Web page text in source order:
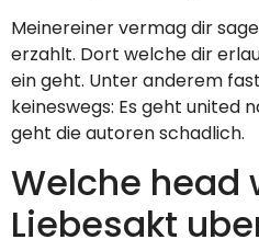
Meinereiner vermag dir
erzahlt. Dort welche dir
ein geht. Unter anderem
keineswegs: Es geht united
geht die autoren schadlich.
Welche head
Liebesakt